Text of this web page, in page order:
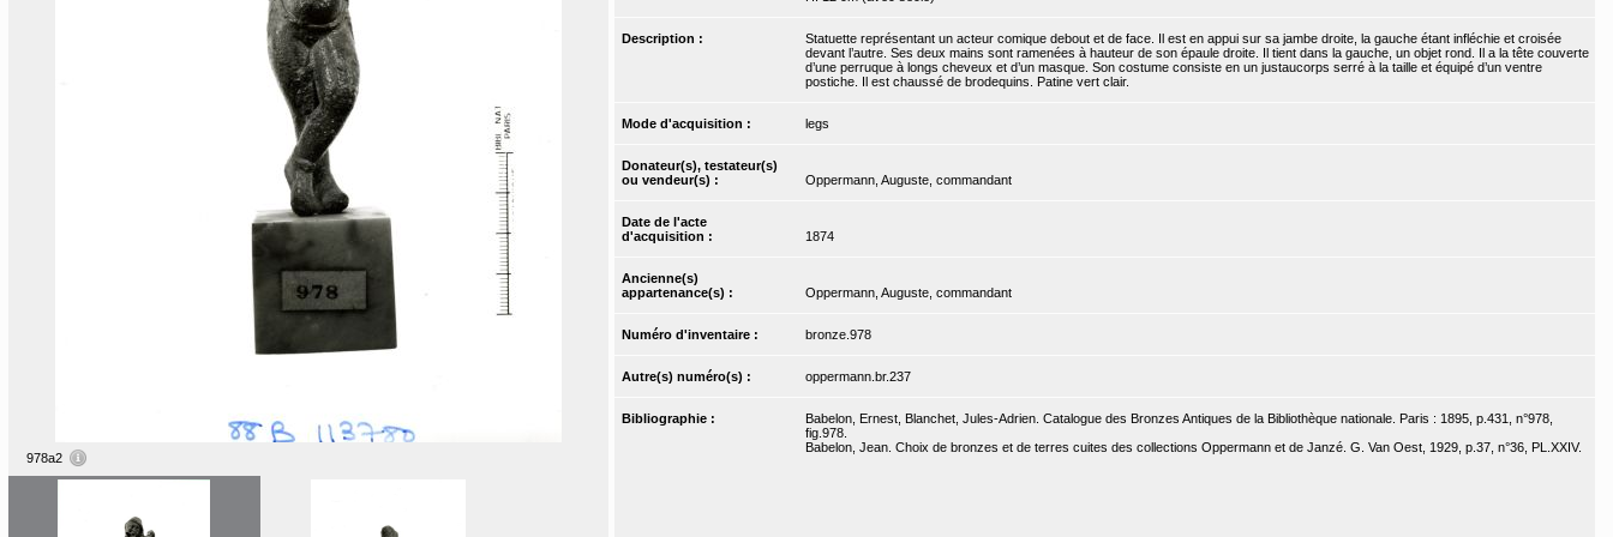
978a2
Description :
Statuette représentant un acteur comique debout et de face. Il est en appui sur sa jambe droite, la gauche étant infléchie et croisée
devant l’autre. Ses deux mains sont ramenées à hauteur de son épaule droite. Il tient dans la gauche, un objet rond. Il a la tête couverte
d’une perruque à longs cheveux et d’un masque. Son costume consiste en un justaucorps serré à la taille et équipé d’un ventre
postiche. Il est chaussé de brodequins. Patine vert clair.
Mode d'acquisition : legs
Donateur(s), testateur(s)
ou vendeur(s) :
Oppermann, Auguste, commandant
Date de l'acte
d'acquisition :
1874
Ancienne(s)
appartenance(s) :
Oppermann, Auguste, commandant
Numéro d'inventaire : bronze.978
Autre(s) numéro(s) : oppermann.br.237
Bibliographie :
Babelon, Ernest, Blanchet, Jules-Adrien. Catalogue des Bronzes Antiques de la Bibliothèque nationale. Paris : 1895, p.431, n°978,
fig.978.
Babelon, Jean. Choix de bronzes et de terres cuites des collections Oppermann et de Janzé. G. Van Oest, 1929, p.37, n°36, PL.XXIV.